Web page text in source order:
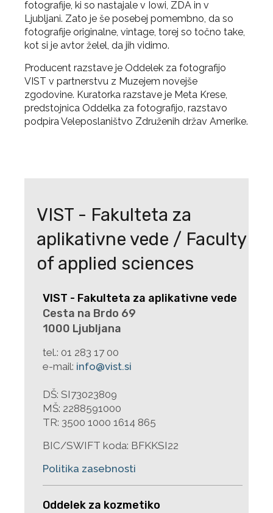
fotografije, ki so nastajale v Iowi, ZDA in v
Ljubljani. Zato je še posebej pomembno, da so
fotografije originalne, vintage, torej so točno take,
kot si je avtor želel, da jih vidimo.
Producent razstave je Oddelek za fotografijo
VIST v partnerstvu z Muzejem novejše
zgodovine. Kuratorka razstave je Meta Krese,
predstojnica Oddelka za fotografijo, razstavo
podpira Veleposlaništvo Združenih držav Amerike.
VIST - Fakulteta za
aplikativne vede / Faculty
of applied sciences
VIST - Fakulteta za aplikativne vede
Cesta na Brdo 69
1000 Ljubljana
tel.: 01 283 17 00
e-mail: info@vist.si
DŠ: SI73023809
MŠ: 2288591000
TR: 3500 1000 1614 865
BIC/SWIFT koda: BFKKSI22
Politika zasebnosti
Oddelek za kozmetiko